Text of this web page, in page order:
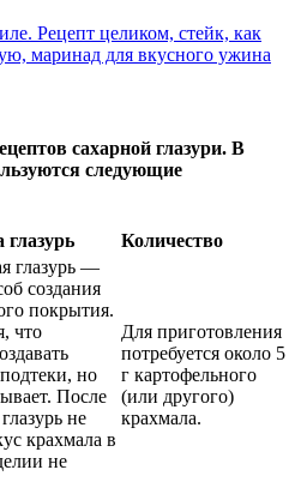
Рецепт целиком, стейк, как
маринад для вкусного ужина
сахарной глазури. В
следующие
Количество
глазурь —
создания
покрытия.
что
но
После
не
крахмала в
не
Для приготовления
потребуется около 5
г картофельного
(или другого)
крахмала.